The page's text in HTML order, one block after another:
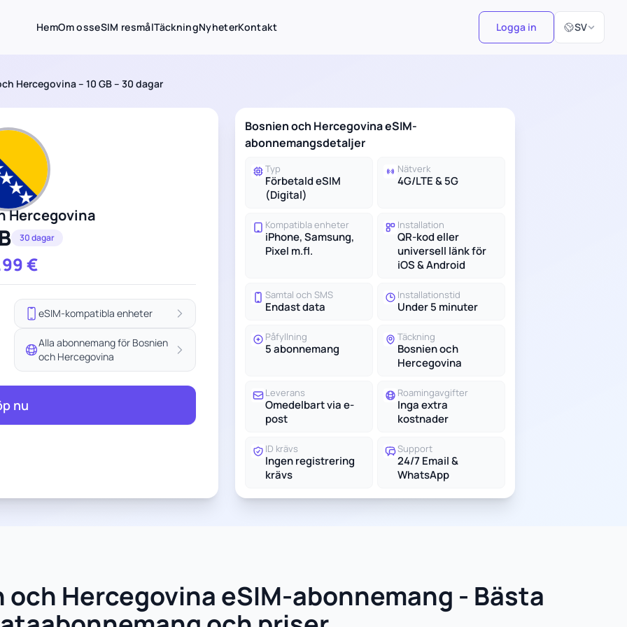
HemOm osseSIM resmålTäckningNyheterKontakt Logga in SV
Välj språk
Hercegovina – 10 GB – 30 dagar
Hercegovina
30 dagar
€
eSIM-kompatibla enheter
Alla abonnemang för Bosnien
och Hercegovina
nu
Bosnien och Hercegovina eSIM-
abonnemangsdetaljer
Typ
Förbetald eSIM
(Digital)
Nätverk
4G/LTE & 5G
Kompatibla enheter
iPhone, Samsung,
Pixel m.fl.
Installation
QR-kod eller
universell länk för
iOS & Android
Samtal och SMS
Endast data
Installationstid
Under 5 minuter
Påfyllning
5 abonnemang
Täckning
Bosnien och
Hercegovina
Leverans
Omedelbart via e-
post
Roamingavgifter
Inga extra
kostnader
ID krävs
Ingen registrering
krävs
Support
24/7 Email &
WhatsApp
och Hercegovina eSIM-abonnemang - Bästa